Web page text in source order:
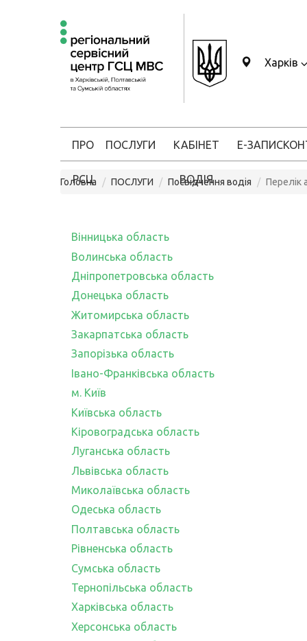
Харків
ПРО
РСЦ
ПОСЛУГИ КАБІНЕТ
ВОДІЯ
Е-ЗАПИС
Головна ПОСЛУГИ Посвідчення водія Перелік
Вінницька область
Волинська область
Дніпропетровська область
Донецька область
Житомирська область
Закарпатська область
Запорізька область
Івано-Франківська область
м. Київ
Київська область
Кіровоградська область
Луганська область
Львівська область
Миколаївська область
Одеська область
Полтавська область
Рівненська область
Сумська область
Тернопільська область
Харківська область
Херсонська область